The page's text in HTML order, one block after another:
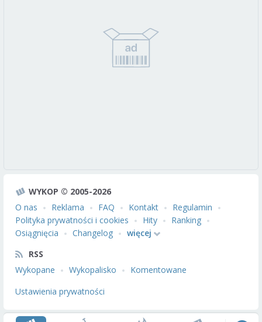
WYKOP © 2005-2026
O nas
Reklama FAQ Kontakt
Regulamin
Polityka prywatności i cookies
Hity
Ranking
Osiągnięcia
Changelog
więcej
RSS
Wykopane
Wykopalisko
Komentowane
Ustawienia prywatności